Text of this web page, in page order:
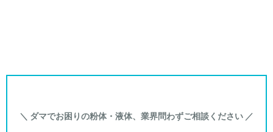
＼ ダマでお困りの粉体・液体、業界問わずご相談ください ／